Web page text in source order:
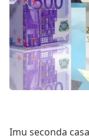
Imu seconda